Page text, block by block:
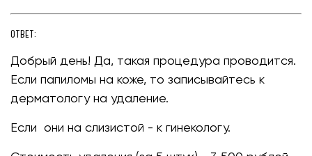
ОТВЕТ:
Добрый день! Да, такая процедура проводится.
Если папиломы на коже, то записывайтесь к
дерматологу на удаление.
Если они на слизистой - к гинекологу.